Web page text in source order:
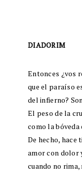
DIADORIM
Entonces ¿vos
que el paraíso
del infierno?
El peso de la
como la bóveda
De hecho, hace
amor con dolor
cuando no rima,